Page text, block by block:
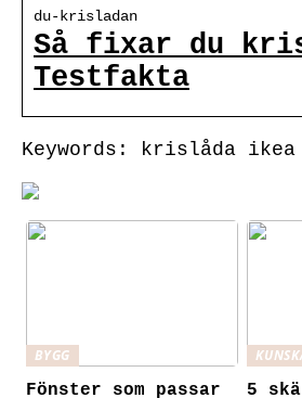
du-krisladan
Så fixar du
Testfakta
Keywords: krislåda ikea
BYGG
Fönster som passar
5